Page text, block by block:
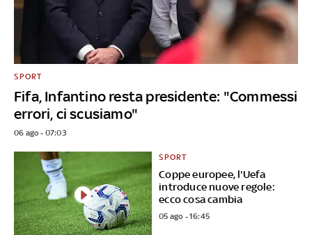
Fifa, Infantino resta presidente: "Commessi
errori, ci scusiamo"
SPORT
06 ago - 07:03
Coppe europee, l'Uefa
introduce nuove regole:
ecco cosa cambia
SPORT
05 ago - 16:45